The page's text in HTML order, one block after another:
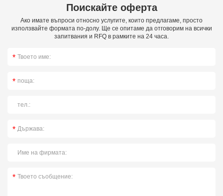
Поискайте оферта
Ако имате въпроси относно услугите, които предлагаме, просто
използвайте формата по-долу. Ще се опитаме да отговорим на всички
запитвания и RFQ в рамките на 24 часа.